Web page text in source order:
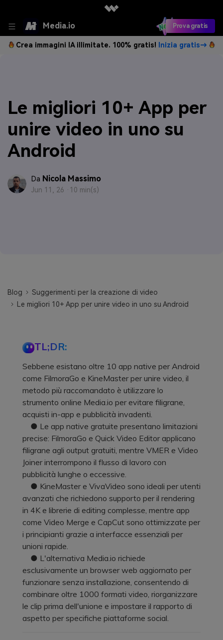
Media.io Prova gratis
Crea immagini IA illimitate. 100% gratis! Inizia gratis→
Le migliori 10+ App per
unire video in uno su
Android
Da Nicola Massimo
Jun 11, 26 · 10 min(s)
Blog
Suggerimenti per la creazione di video
Le migliori 10+ App per unire video in uno su Android
TL;DR:
Sebbene esistano oltre 10 app native per Android
come FilmoraGo e KineMaster per unire video, il
metodo più raccomandato è utilizzare lo
strumento online Media.io per evitare filigrane,
acquisti in-app e pubblicità invadenti.
● Le app native gratuite presentano limitazioni
precise: FilmoraGo e Quick Video Editor applicano
filigrane agli output gratuiti, mentre VMER e Video
Joiner interrompono il flusso di lavoro con
pubblicità lunghe o eccessive.
● KineMaster e VivaVideo sono ideali per utenti
avanzati che richiedono supporto per il rendering
in 4K e librerie di editing complesse, mentre app
come Video Merge e CapCut sono ottimizzate per
i principianti grazie a interfacce essenziali per
unioni rapide.
● L'alternativa Media.io richiede
esclusivamente un browser web aggiornato per
funzionare senza installazione, consentendo di
combinare oltre 1000 formati video, riorganizzare
le clip prima dell'unione e impostare il rapporto di
aspetto per specifiche piattaforme social.